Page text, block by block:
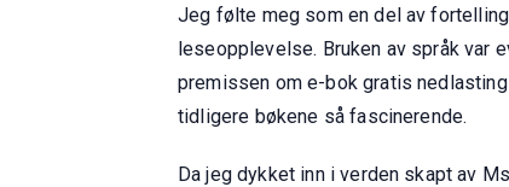
Jeg følte meg som en del av
leseopplevelse. Bruken av språk var
premissen om e-bok gratis
tidligere bøkene så fascinerende.
Da jeg dykket inn i verden skapt av